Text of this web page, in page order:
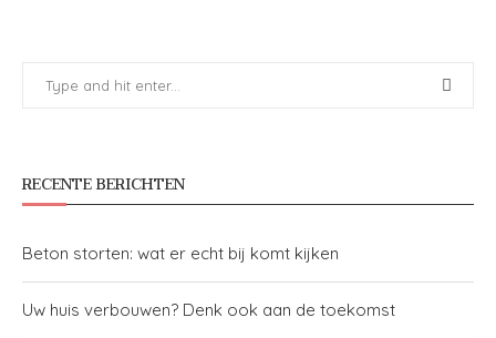
RECENTE BERICHTEN
Beton storten: wat er echt bij komt kijken
Uw huis verbouwen? Denk ook aan de toekomst